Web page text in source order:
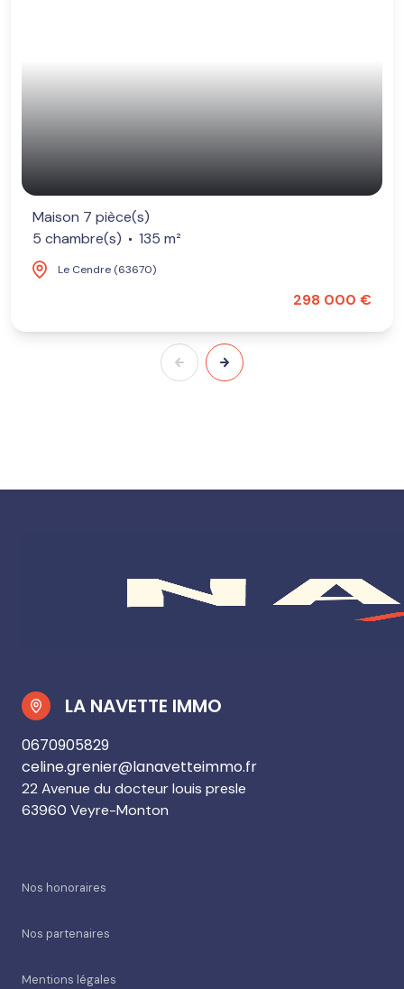
Maison 7 pièce(s)
5 chambre(s)
135 m²
Le Cendre (63670)
298 000 €
LA NAVETTE IMMO
0670905829
celine.grenier@lanavetteimmo.fr
22 Avenue du docteur louis presle
63960 Veyre-Monton
Nos honoraires
Nos partenaires
Mentions légales